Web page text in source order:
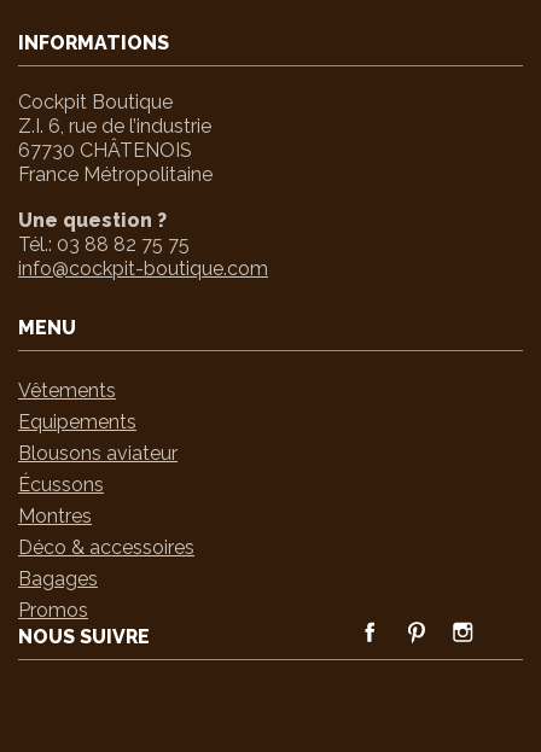
INFORMATIONS
Cockpit Boutique
Z.I. 6, rue de l’industrie
67730 CHÂTENOIS
France Métropolitaine
Une question ?
Tél.: 03 88 82 75 75
info@cockpit-boutique.com
MENU
Vêtements
Equipements
Blousons aviateur
Écussons
Montres
Déco & accessoires
Bagages
Promos
NOUS SUIVRE
FACEBOOKPINTEREST